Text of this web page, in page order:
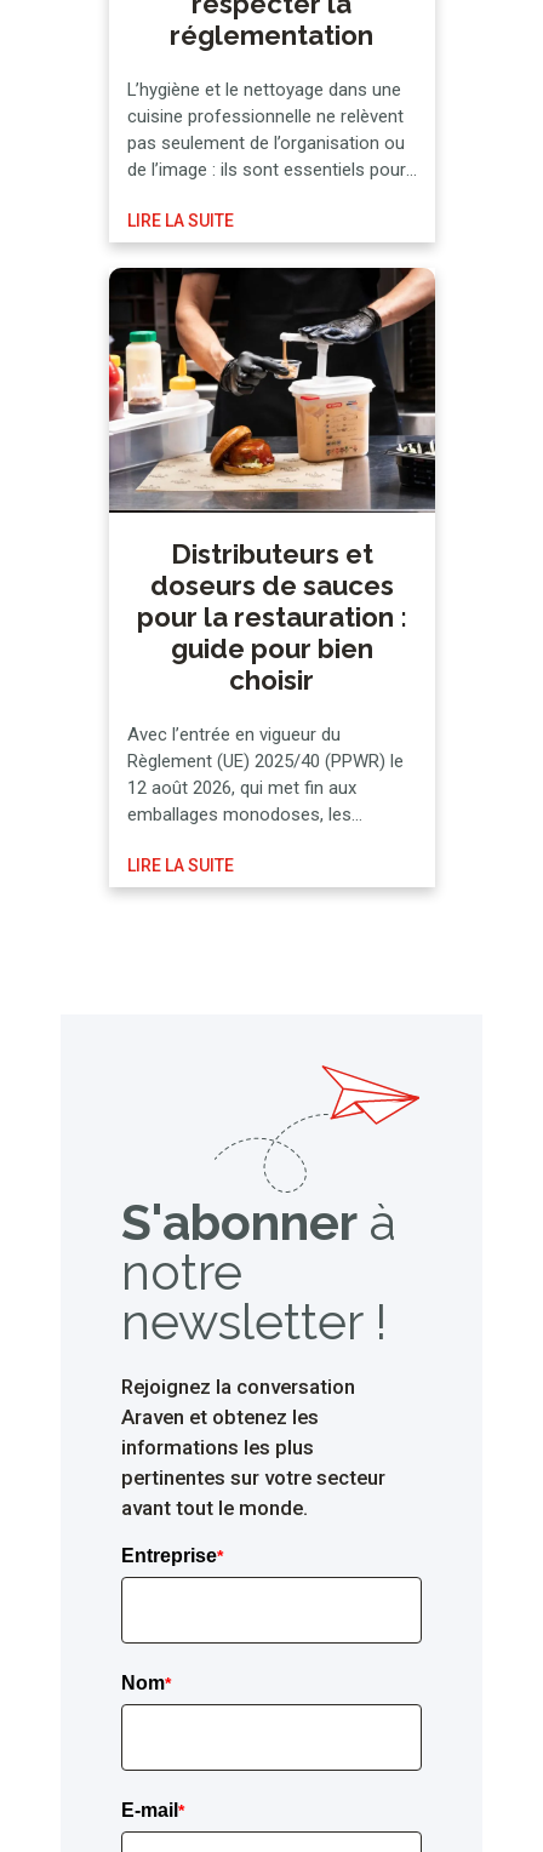
réglementation
L’hygiène et le nettoyage dans une
cuisine professionnelle ne relèvent
pas seulement de l’organisation ou
de l’image : ils sont essentiels pour
vigueur et, par conséquent,
préserver la sécurité alimentaire et
le système HACCP. C’est
précisément en prenant comme
référence le système d’Analyse des
dangers et points critiques pour leur
maîtrise …
LIRE LA SUITE
Distributeurs et
doseurs de sauces
pour la restauration :
guide pour bien
choisir
Avec l’entrée en vigueur du
Règlement (UE) 2025/40 (PPWR) le
12 août 2026, qui met fin aux
emballages monodoses, les
tenus de rechercher des
alternatives réutilisables qui
LIRE LA SUITE
S'abonner à
notre
newsletter !
Rejoignez la conversation
Araven et obtenez les
informations les plus
pertinentes sur votre secteur
avant tout le monde.
Entreprise*
Nom*
E-mail *